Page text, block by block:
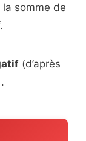
la somme de
(d’après
.